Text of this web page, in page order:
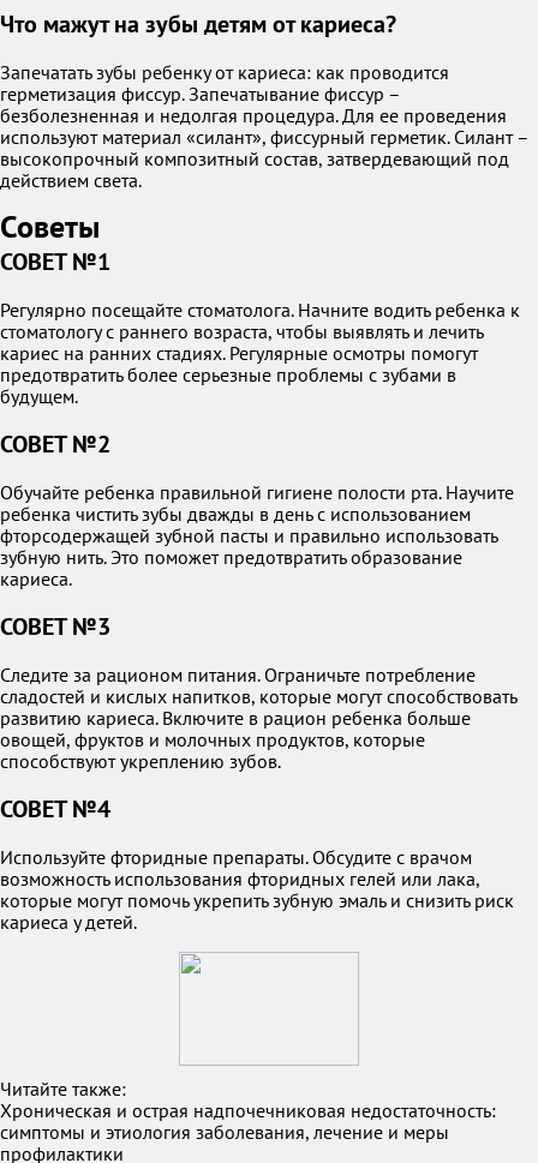
Что мажут на зубы детям от кариеса?
Запечатать зубы ребенку от кариеса: как проводится
герметизация фиссур. Запечатывание фиссур –
безболезненная и недолгая процедура. Для ее проведения
используют материал «силант», фиссурный герметик. Силант –
высокопрочный композитный состав, затвердевающий под
действием света.
Советы
СОВЕТ №1
Регулярно посещайте стоматолога. Начните водить ребенка к
стоматологу с раннего возраста, чтобы выявлять и лечить
кариес на ранних стадиях. Регулярные осмотры помогут
предотвратить более серьезные проблемы с зубами в
будущем.
СОВЕТ №2
Обучайте ребенка правильной гигиене полости рта. Научите
ребенка чистить зубы дважды в день с использованием
фторсодержащей зубной пасты и правильно использовать
зубную нить. Это поможет предотвратить образование
кариеса.
СОВЕТ №3
Следите за рационом питания. Ограничьте потребление
сладостей и кислых напитков, которые могут способствовать
развитию кариеса. Включите в рацион ребенка больше
овощей, фруктов и молочных продуктов, которые
способствуют укреплению зубов.
СОВЕТ №4
Используйте фторидные препараты. Обсудите с врачом
возможность использования фторидных гелей или лака,
которые могут помочь укрепить зубную эмаль и снизить риск
кариеса у детей.
Читайте также:
Хроническая и острая надпочечниковая недостаточность:
симптомы и этиология заболевания, лечение и меры
профилактики